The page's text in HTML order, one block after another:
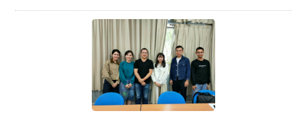
六的同學齊聚一堂進行經驗交流。此次活動提供平時 各自
忙碌的博士生一個難得的跨屆交流機會，讓同學們能在輕
鬆熱絡的氛圍中分享各自的研究興趣，進一步凝聚博 士班
的學術社群與同儕支持網絡。 在全球化學術交流日益
頻繁的趨勢下，本次聚會的焦點之一為「國際學術研討會
的經驗傳承」。今年有多位博生 即將前往頂尖學術會議，
如國際傳播學會（ICA）與國際媒介與傳播研究學會